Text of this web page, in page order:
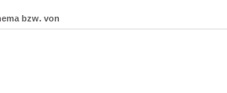
bzw. von